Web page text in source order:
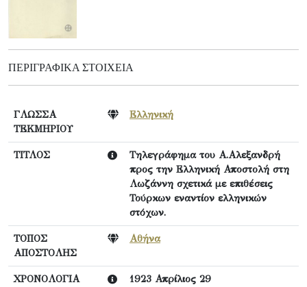
ΠΕΡΙΓΡΑΦΙΚΆ ΣΤΟΙΧΕΊΑ
ΓΛΩΣΣΑ
ΤΕΚΜΗΡΙΟΥ
Ελληνική
ΤΙΤΛΟΣ
Τηλεγράφημα του Α.Αλεξανδρή
προς την Ελληνική Αποστολή στη
Λωζάννη σχετικά με επιθέσεις
Τούρκων εναντίον ελληνικών
στόχων.
ΤΟΠΟΣ
ΑΠΟΣΤΟΛΗΣ
Αθήνα
ΧΡΟΝΟΛΟΓΙΑ 1923 Απρίλιος 29